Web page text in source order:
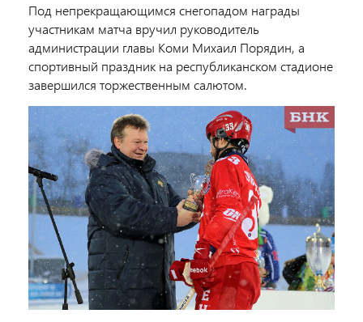
Под непрекращающимся снегопадом награды
участникам матча вручил руководитель
администрации главы Коми Михаил Порядин, а
спортивный праздник на республиканском стадионе
завершился торжественным салютом.